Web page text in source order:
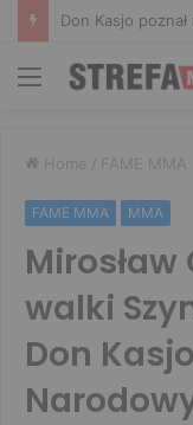
Menu
Home / FAME MMA
FAME MMA MMA
walki
Don